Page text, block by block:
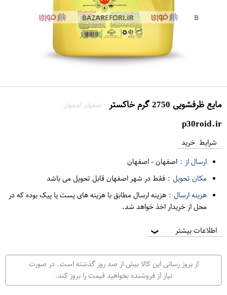
مایع ظرفشویی 2750 گرم خاکستر اصفهان اصفهان
p30roid.ir
شرایط خرید
ارسال از : اصفهان-اصفهان
مکان تحویل : فقط در شهر اصفهان قابل تحویل می باشد
هزینه ارسال : هزینه ارسال مطابق با هزینه های پست یا پیک بوده که در
محل از خریدار اخذ خواهد شد.
اطلاعات بیشتر ❯
از بروز رسانی این کالا بیش از صد روز گذشته است. در صورت
نیاز از فروشنده بخواهید قیمت را بروز کند.